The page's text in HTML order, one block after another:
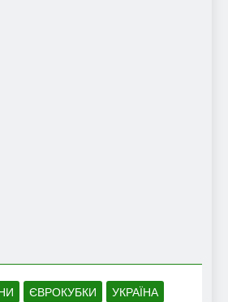
ЄВРОКУБКИ УКРАЇНА